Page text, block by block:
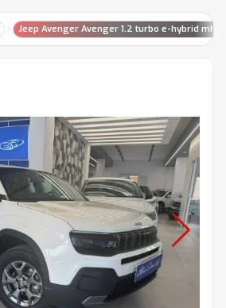
Jeep Avenger Avenger 1.2 turbo e-hybrid